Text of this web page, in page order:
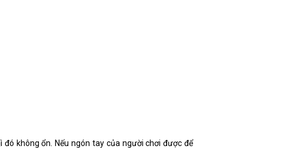
đó không ổn. Nếu ngón tay của người chơi được để